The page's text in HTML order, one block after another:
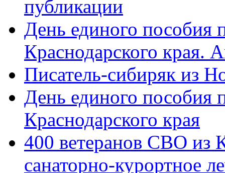
публикации
День единого пособия
Краснодарского края.
Писатель-сибиряк из
День единого пособия
Краснодарского края
400 ветеранов СВО из
санаторно-курортное